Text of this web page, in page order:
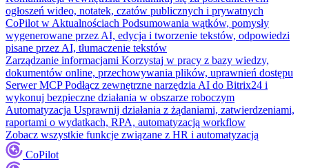
ogłoszeń wideo, notatek, czatów publicznych i prywatnych
CoPilot w Aktualnościach Podsumowania wątków, pomysły
wygenerowane przez AI, edycja i tworzenie tekstów, odpowiedzi
pisane przez AI, tłumaczenie tekstów
Zarządzanie informacjami Korzystaj w pracy z bazy wiedzy,
dokumentów online, przechowywania plików, uprawnień dostępu
Serwer MCP Podłącz zewnętrzne narzędzia AI do Bitrix24 i
wykonuj bezpieczne działania w obszarze roboczym
Automatyzacja Usprawnij działania z żądaniami, zatwierdzeniami,
raportami o wydatkach, RPA, automatyzacją workflow
Zobacz wszystkie funkcje związane z HR i automatyzacją
CoPilot